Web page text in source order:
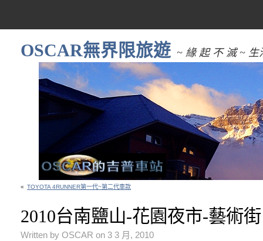
OSCAR無界限旅遊 ~ 緣 起 不 滅 ~ 生
« TOYOTA 4RUNNER第一代~第二代車款
2010台南鹽山-花園夜市-藝術街
Written by OSCAR on 3 3 月, 2010